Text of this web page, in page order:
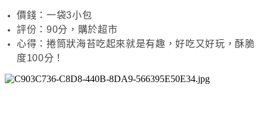
價錢：一袋3小包
評份：90分，購於超市
心得：捲筒狀海苔吃起來就是有趣，好吃又好玩，酥脆
度100分！